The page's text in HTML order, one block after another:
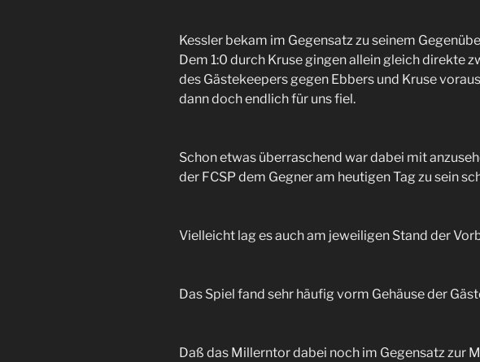
Kessler bekam im Gegensatz zu seinem
Dem 1:0 durch Kruse gingen allein gleich direkte
des Gästekeepers gegen Ebbers und Kruse
dann doch endlich für uns fiel.
Schon etwas überraschend war dabei mit
der FCSP dem Gegner am heutigen Tag zu sein
Vielleicht lag es auch am jeweiligen Stand der
Das Spiel fand sehr häufig vorm Gehäuse der
Daß das Millerntor dabei noch im Gegensatz zur